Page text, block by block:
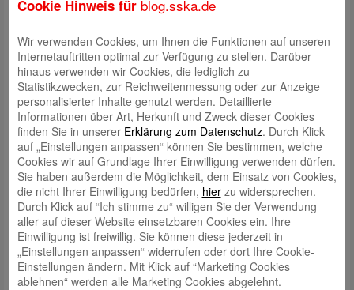
und Akteure sind daher gefordert, sich im Alltag für die Leseförderung in
Lesebotschafterin Tijen Onaran, Autorin und Moderatorin, ließ es sich
nicht nehmen und kam nach Augsburg, um den Preis an den
Förderverein zu überreichen.
Cookie Hinweis für blog.sska.de
Wir verwenden Cookies, um Ihnen die Funktionen auf unseren
Internetauftritten optimal zur Verfügung zu stellen. Darüber
hinaus verwenden wir Cookies, die lediglich zu
Statistikzwecken, zur Reichweitenmessung oder zur Anzeige
personalisierter Inhalte genutzt werden. Detaillierte
Informationen über Art, Herkunft und Zweck dieser Cookies
finden Sie in unserer Erklärung zum Datenschutz. Durch Klick
auf „Einstellungen anpassen“ können Sie bestimmen, welche
Cookies wir auf Grundlage Ihrer Einwilligung verwenden dürfen.
Sie haben außerdem die Möglichkeit, dem Einsatz von Cookies,
die nicht Ihrer Einwilligung bedürfen, hierzu widersprechen.
Durch Klick auf “Ich stimme zu“ willigen Sie der Verwendung
aller auf dieser Website einsetzbaren Cookies ein. Ihre
Einwilligung ist freiwillig. Sie können diese jederzeit in
„Einstellungen anpassen“ widerrufen oder dort Ihre Cookie-
Einstellungen ändern. Mit Klick auf “Marketing Cookies
ablehnen“ werden alle Marketing Cookies abgelehnt.